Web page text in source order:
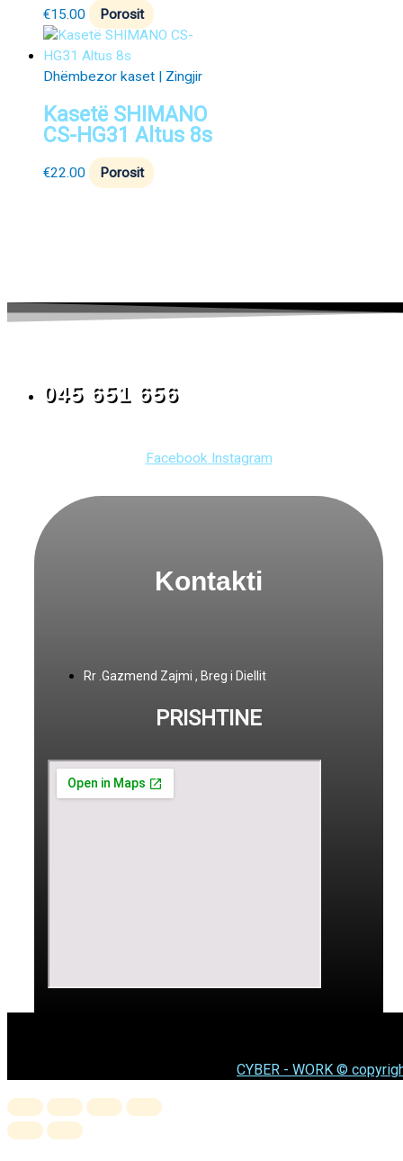
€15.00 Porosit
Dhëmbezor kaset | Zingjir
Kasetë SHIMANO
CS-HG31 Altus 8s
€22.00 Porosit
045 651 656
Facebook Instagram
Kontakti
Rr .Gazmend Zajmi , Breg i Diellit
PRISHTINE
CYBER - WORK ©